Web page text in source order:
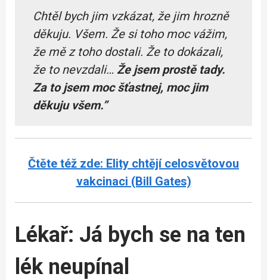
Chtěl bych jim vzkázat, že jim hrozně
děkuju. Všem. Že si toho moc vážim,
že mě z toho dostali. Že to dokázali,
že to nevzdali… Že jsem prostě tady.
Za to jsem moc šťastnej, moc jim
děkuju všem.”
Čtěte též zde: Elity chtějí celosvětovou
vakcinaci (Bill Gates)
Lékař: Já bych se na ten
lék neupínal